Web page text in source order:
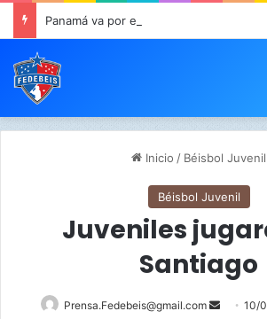
Panamá va por el oro este viernes en
Inicio / Béisbol Juvenil
Béisbol Juvenil
Juveniles
Santiago
Prensa.Fedebeis@gmail.com
S
10/